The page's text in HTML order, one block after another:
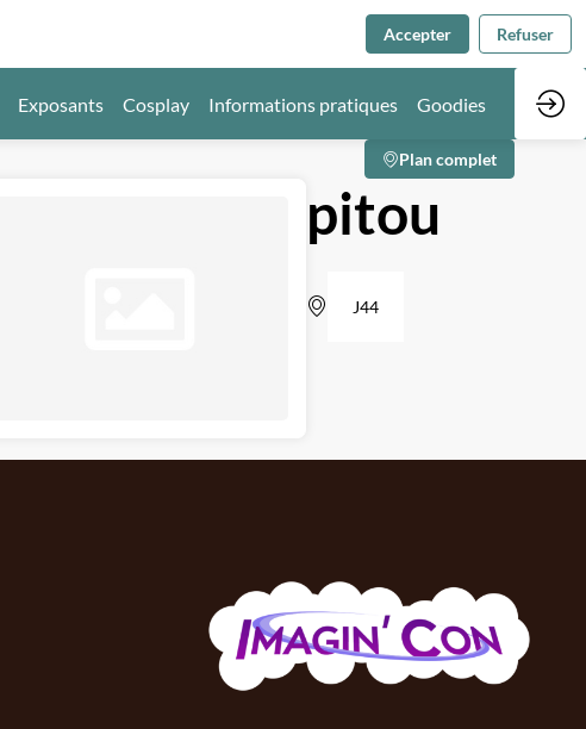
Exposants Cosplay Informations pratiques Goodies
Plan complet
pitou
J44
Accepter Refuser